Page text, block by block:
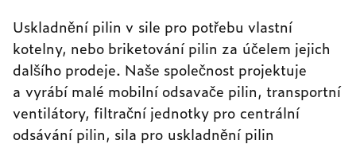
Uskladnění pilin v sile pro potřebu vlastní
kotelny, nebo briketování pilin za účelem jejich
dalšího prodeje. Naše společnost projektuje
a vyrábí malé mobilní odsavače pilin, transportní
ventilátory, filtrační jednotky pro centrální
odsávání pilin, sila pro uskladnění pilin